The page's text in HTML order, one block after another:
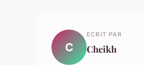
C
ECRIT PAR
Cheikh